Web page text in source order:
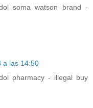
soma watson brand -
a las 14:50
pharmacy - illegal buy